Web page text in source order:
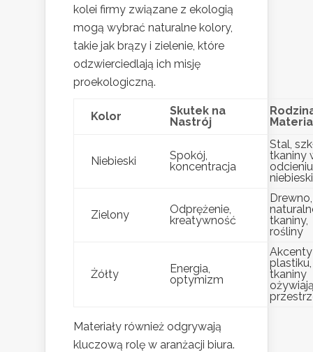
kolei firmy związane z ekologią
mogą wybrać naturalne kolory,
takie jak brązy i zielenie, które
odzwierciedlają ich misję
proekologiczną.
Kolor
Skutek na
Nastrój
Niebieski
Spokój,
koncentracja
Stal,
tkaniny
odcieniu
Zielony
Odprężenie,
kreatywność
Drewno,
tkaniny,
rośliny
Żółty
Energia,
optymizm
plastiku,
tkaniny
Materiały również odgrywają
kluczową rolę w aranżacji biura.